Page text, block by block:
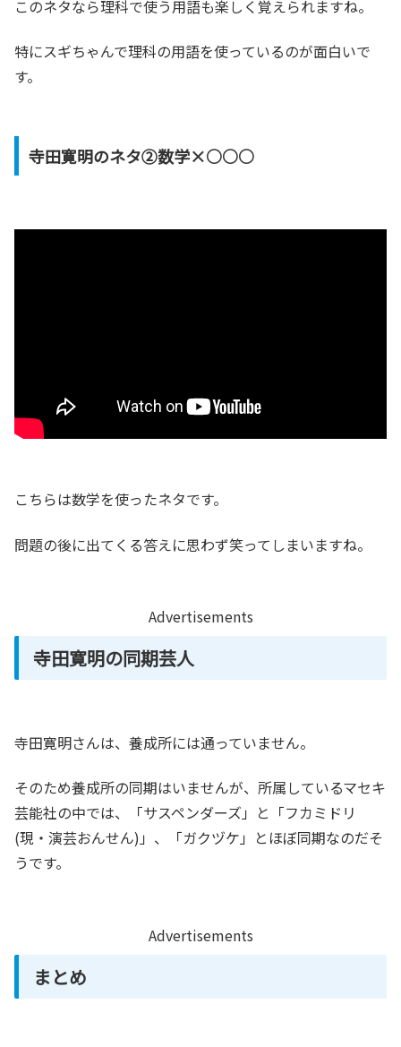
このネタなら理科で使う用語も楽しく覚えられますね。
特にスギちゃんで理科の用語を使っているのが面白いで
す。
寺田寛明のネタ②数学×○○○
こちらは数学を使ったネタです。
問題の後に出てくる答えに思わず笑ってしまいますね。
Advertisements
寺田寛明の同期芸人
寺田寛明さんは、養成所には通っていません。
そのため養成所の同期はいませんが、所属しているマセキ
芸能社の中では、「サスペンダーズ」と「フカミドリ
(現・演芸おんせん)」、「ガクヅケ」とほぼ同期なのだそ
うです。
Advertisements
まとめ